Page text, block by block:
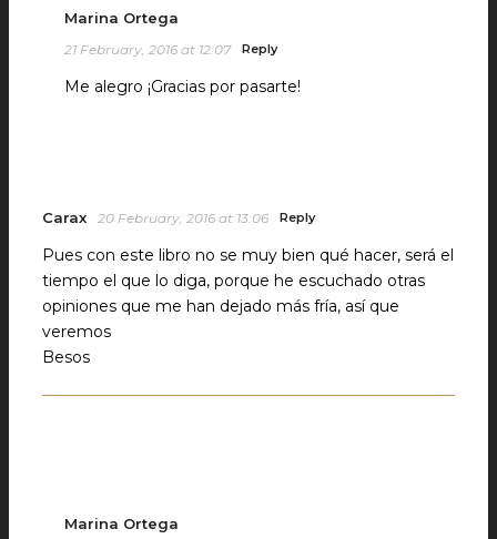
Marina Ortega
21 February, 2016 at 12:07 Reply
Me alegro ¡Gracias por pasarte!
Carax 20 February, 2016 at 13:06 Reply
Pues con este libro no se muy bien qué hacer, será el
tiempo el que lo diga, porque he escuchado otras
opiniones que me han dejado más fría, así que
veremos
Besos
Marina Ortega